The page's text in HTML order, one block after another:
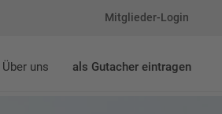
Mitglieder-Login
Über uns als Gutacher eintragen